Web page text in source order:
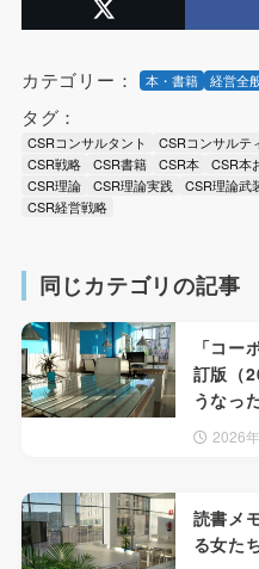
カテゴリー： 本・書籍 経営全
タグ：
CSRコンサルタント CSRコンサルテ
CSR戦略
CSR書籍 CSR本 CSR本
CSR理論
CSR理論実践 CSR理論武
CSR経営戦略
同じカテゴリの記事
「コー
訂版（
うなっ
2026
読書メ
る女た